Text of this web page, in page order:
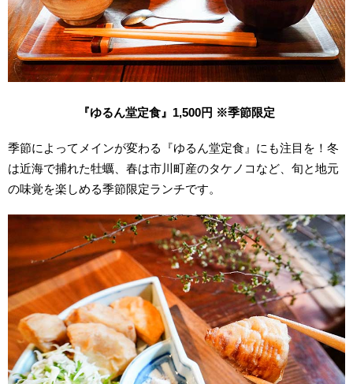
『ゆるん堂定食』1,500円 ※季節限定
季節によってメインが変わる『ゆるん堂定食』にも注目を！冬
は近海で捕れた牡蠣、春は市川町産のタケノコなど、旬と地元
の味覚を楽しめる季節限定ランチです。